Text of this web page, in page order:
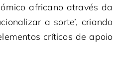
africano através da
a sorte’, criando
críticos de apoio